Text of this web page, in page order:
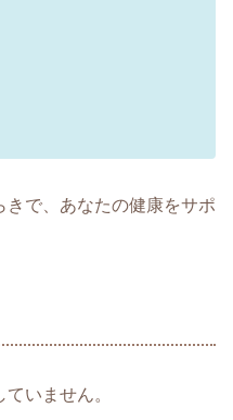
きで、あなたの健康をサポ
いません。